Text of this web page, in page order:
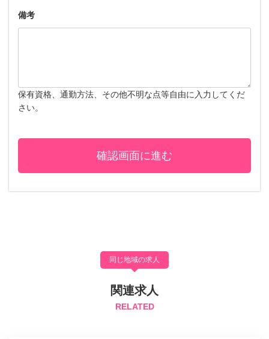
備考
保有資格、通勤方法、その他不明な点等自由に入力してくだ
さい。
同じ地域の求人
関連求人
RELATED